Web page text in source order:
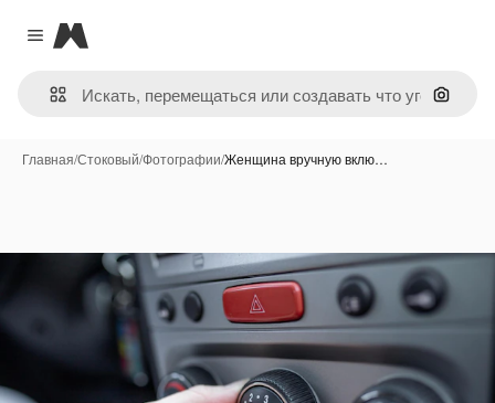
Close menu
Magnific
Поиск
Главная/Стоковый/Фотографии/Женщина вручную вклю…